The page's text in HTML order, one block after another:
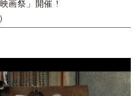
画祭」開催 !